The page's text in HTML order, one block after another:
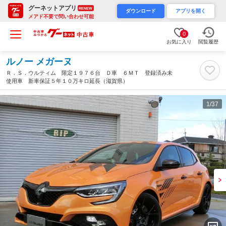
グーネットアプリ RENEW
メアド不要で問い合わせ可能
ダウンロード アプリを開く
0
お気に入り 閲覧履歴
ルノー メガーヌ
Ｒ．Ｓ．ウルティム 限定１９７６台 Ｄ車 ６ＭＴ 登録済み未
使用車 新車保証５年１０万キロ延長（滋賀県）
1 /37